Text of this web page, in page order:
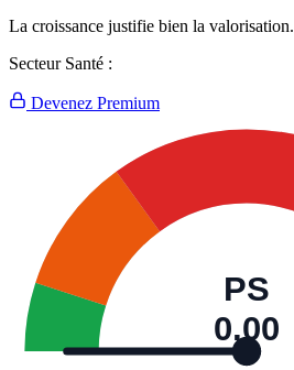
La croissance justifie bien la valorisation.
Secteur Santé :
Devenez Premium
PS
0,00